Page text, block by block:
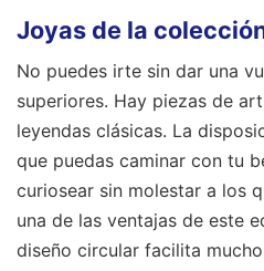
Joyas de la
No puedes irte sin dar una
superiores. Hay piezas de
leyendas clásicas. La
que puedas caminar con tu
curiosear sin molestar a los
una de las ventajas de este
diseño circular facilita